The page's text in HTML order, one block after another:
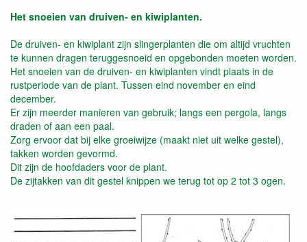
Het snoeien van druiven- en kiwiplanten.
De druiven- en kiwiplant zijn slingerplanten die om altijd vruchten
te kunnen dragen teruggesnoeid en opgebonden moeten worden.
Het snoeien van de druiven- en kiwiplanten vindt plaats in de
rustperiode van de plant. Tussen eind november en eind
december.
Er zijn meerder manieren van gebruik; langs een pergola, langs
draden of aan een paal.
Zorg ervoor dat bij elke groeiwijze (maakt niet uit welke gestel),
takken worden gevormd.
Dit zijn de hoofdaders voor de plant.
De zijtakken van dit gestel knippen we terug tot op 2 tot 3 ogen.